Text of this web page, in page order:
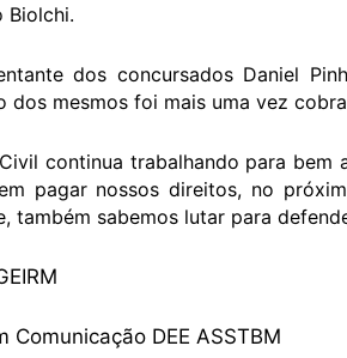
Biolchi.
dos concursados Daniel
dos mesmos foi mais uma vez
continua trabalhando para
pagar nossos direitos, no
também sabemos lutar para
Comunicação DEE ASSTBM